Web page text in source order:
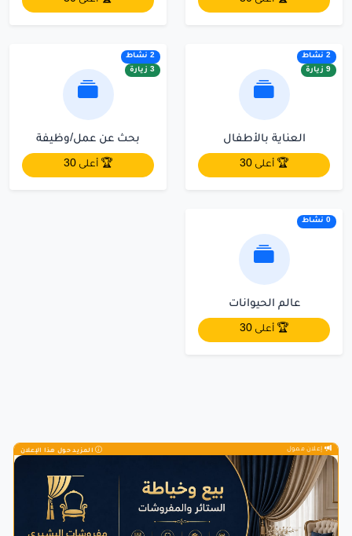
2 نشاط
9 زيارة
العناية بالأطفال
🏆 أعلى 30
2 نشاط
3 زيارة
بحث عن عمل/وظيفة
🏆 أعلى 30
0 نشاط
عالم الحيوانات
🏆 أعلى 30
إعلان ممول المزيد حول هذا الإعلان